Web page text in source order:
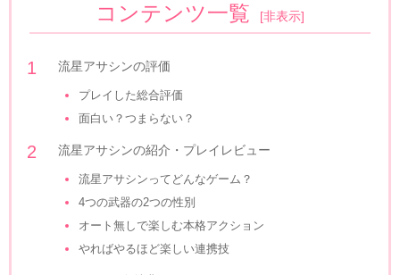
コンテンツ一覧 [非表示]
流星アサシンの評価
プレイした総合評価
面白い？つまらない？
流星アサシンの紹介・プレイレビュー
流星アサシンってどんなゲーム？
4つの武器の2つの性別
オート無しで楽しむ本格アクション
やればやるほど楽しい連携技